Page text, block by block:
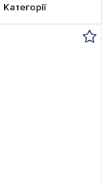
Категорії